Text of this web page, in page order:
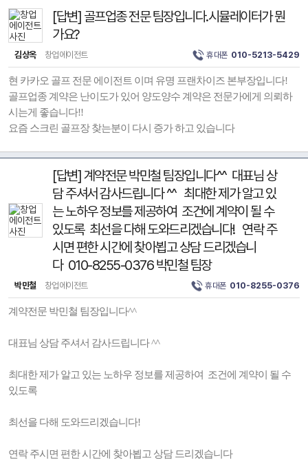
[답변] 골프업종 전문 팀장입니다.시뮬레이터가 뭔
가요?
김상옥 창업에이전트 휴대폰 010-5213-5429
현 카카오 골프 전문 에이전트 이며 유명 프랜차이즈 본부장입니다!
골프업종 계약은 난이도가 있어 양도양수 계약은 전문가에게 의뢰하
시는게 좋습니다!!
요즘 스크린 골프장 찾는분이 다시 증가 하고 있습니다
[답변] 계약전문 박민철 팀장입니다^^ 대표님 상
담 주셔서 감사드립니다 ^^ 최대한 제가 알고 있
는 노하우 정보를 제공하여 조건에 계약이 될 수
있도록 최선을 다해 도와드리겠습니다! 연락 주
시면 편한 시간에 찾아뵙고 상담 드리겠습니
다 010-8255-0376 박민철 팀장
박민철 창업에이전트 휴대폰 010-8255-0376
계약전문 박민철 팀장입니다^^
대표님 상담 주셔서 감사드립니다 ^^
최대한 제가 알고 있는 노하우 정보를 제공하여 조건에 계약이 될 수
있도록
최선을 다해 도와드리겠습니다!
연락 주시면 편한 시간에 찾아뵙고 상담 드리겠습니다